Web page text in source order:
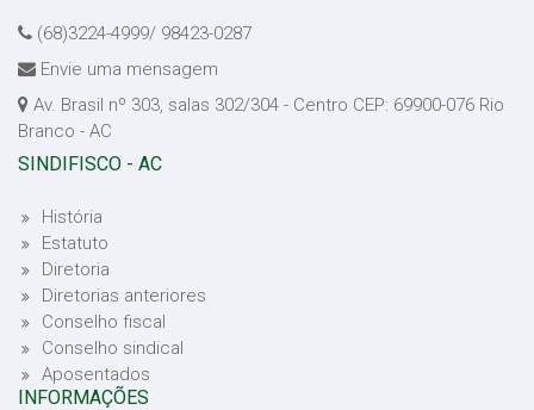
(68)3224-4999/ 98423-0287
Envie uma mensagem
Av. Brasil nº 303, salas 302/304 - Centro CEP: 69900-076 Rio
Branco - AC
SINDIFISCO - AC
História
Estatuto
Diretoria
Diretorias anteriores
Conselho fiscal
Conselho sindical
Aposentados
INFORMAÇÕES